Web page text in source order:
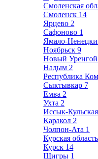
Смоленская
Смоленск 14
Ярцево 2
Сафоново 1
Ямало-
Ноябрьск 9
Новый Уренгой
Надым 2
Республика
Сыктывкар 7
Емва 2
Ухта 2
Иссык-
Каракол 2
Чолпон-Ата 1
Курская область
Курск 14
Щигры 1